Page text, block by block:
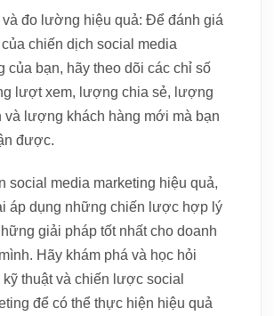
đo lường hiệu quả: Để đánh giá
chiến dịch social media
của bạn, hãy theo dõi các chỉ số
lượt xem, lượng chia sẻ, lượng
và lượng khách hàng mới mà bạn
được.
social media marketing hiệu quả,
áp dụng những chiến lược hợp lý
giải pháp tốt nhất cho doanh
Hãy khám phá và học hỏi
kỹ thuật và chiến lược social
để có thể thực hiện hiệu quả